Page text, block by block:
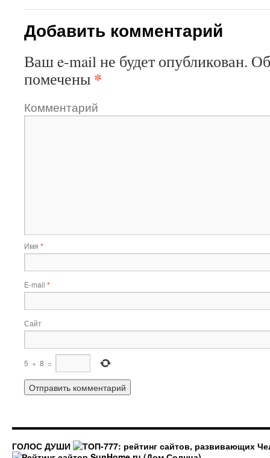
Добавить комментарий
Ваш e-mail не будет опубликован.
помечены *
Комментарий
Имя *
E-mail *
Сайт
5 × 8 =
ГОЛОС ДУШИ